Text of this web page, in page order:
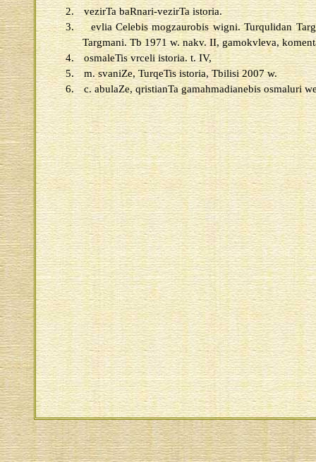
2.
vezirTa baRnari-vezirTa istoria.
3.
evlia Celebis mogzaurobis wigni. Turqulidan
Targmani. Tb 1971 w. nakv. II, gamokvleva,
4.
osmaleTis vrceli istoria. t. IV,
5.
m. svaniZe, TurqeTis istoria, Tbilisi 2007 w.
6.
c. abulaZe, qristianTa gamahmadianebis osmaluri